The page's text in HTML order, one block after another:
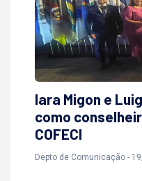
Iara Migon e
como
COFECI
Depto de Comunicação -